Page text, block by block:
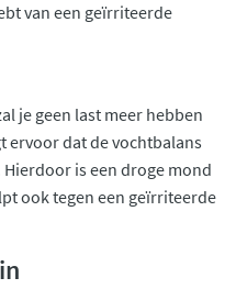
van een geïrriteerde
je geen last meer hebben
ervoor dat de vochtbalans
is een droge mond
ook tegen een geïrriteerde